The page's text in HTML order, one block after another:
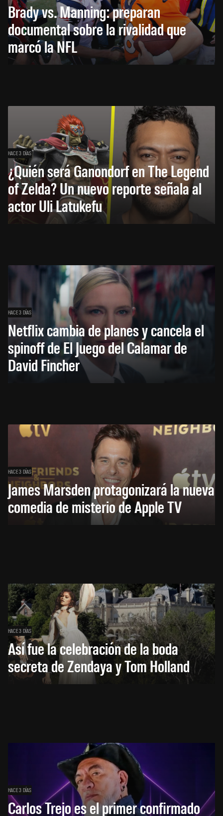
Brady vs. Manning: preparan
documental sobre la rivalidad que
marcó la NFL
HACE 3 DÍAS
¿Quién será Ganondorf en The Legend
of Zelda? Un nuevo reporte señala al
actor Uli Latukefu
HACE 3 DÍAS
Netflix cambia de planes y cancela el
spinoff de El Juego del Calamar de
David Fincher
HACE 3 DÍAS
James Marsden protagonizará la nueva
comedia de misterio de Apple TV
HACE 3 DÍAS
Así fue la celebración de la boda
secreta de Zendaya y Tom Holland
HACE 3 DÍAS
Carlos Trejo es el primer confirmado